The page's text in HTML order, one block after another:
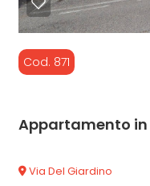
Cod. 871
Appartamento
Via Del Giardino